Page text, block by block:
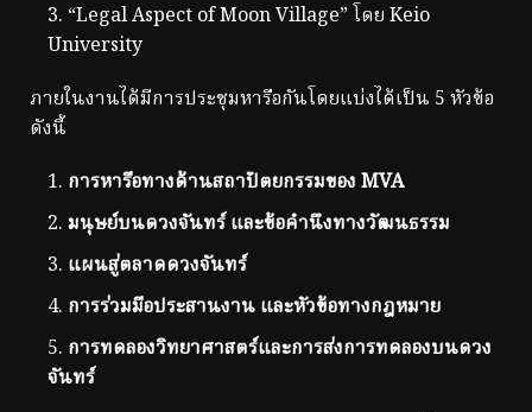
“Legal Aspect of Moon Village” โดย Keio
University
ภายในงานได้มีการประชุมหารือกันโดยแบ่งได้เป็น 5 หัวข้อ
ดังนี้
การหารือทางด้านสถาปัตยกรรมของMVA
มนุษย์บนดวงจันทร์ และข้อคำนึงทางวัฒนธรรม
แผนสู่ตลาดดวงจันทร์
การร่วมมือประสานงาน และหัวข้อทางกฎหมาย
การทดลองวิทยาศาสตร์และการส่งการทดลองบนดวง
จันทร์